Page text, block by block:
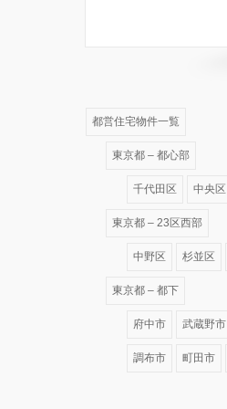
都営住宅物件一覧
東京都 – 都心部
千代田区 中央区
東京都 – 23区西部
中野区 杉並区
東京都 – 都下
府中市 武蔵野市
調布市 町田市